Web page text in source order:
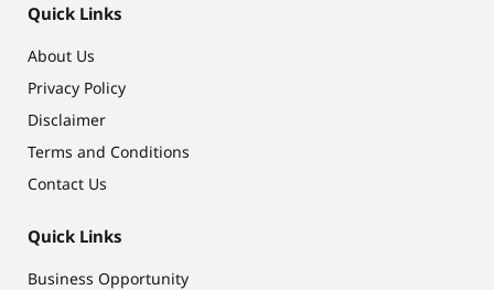
Quick Links
About Us
Privacy Policy
Disclaimer
Terms and Conditions
Contact Us
Quick Links
Business Opportunity